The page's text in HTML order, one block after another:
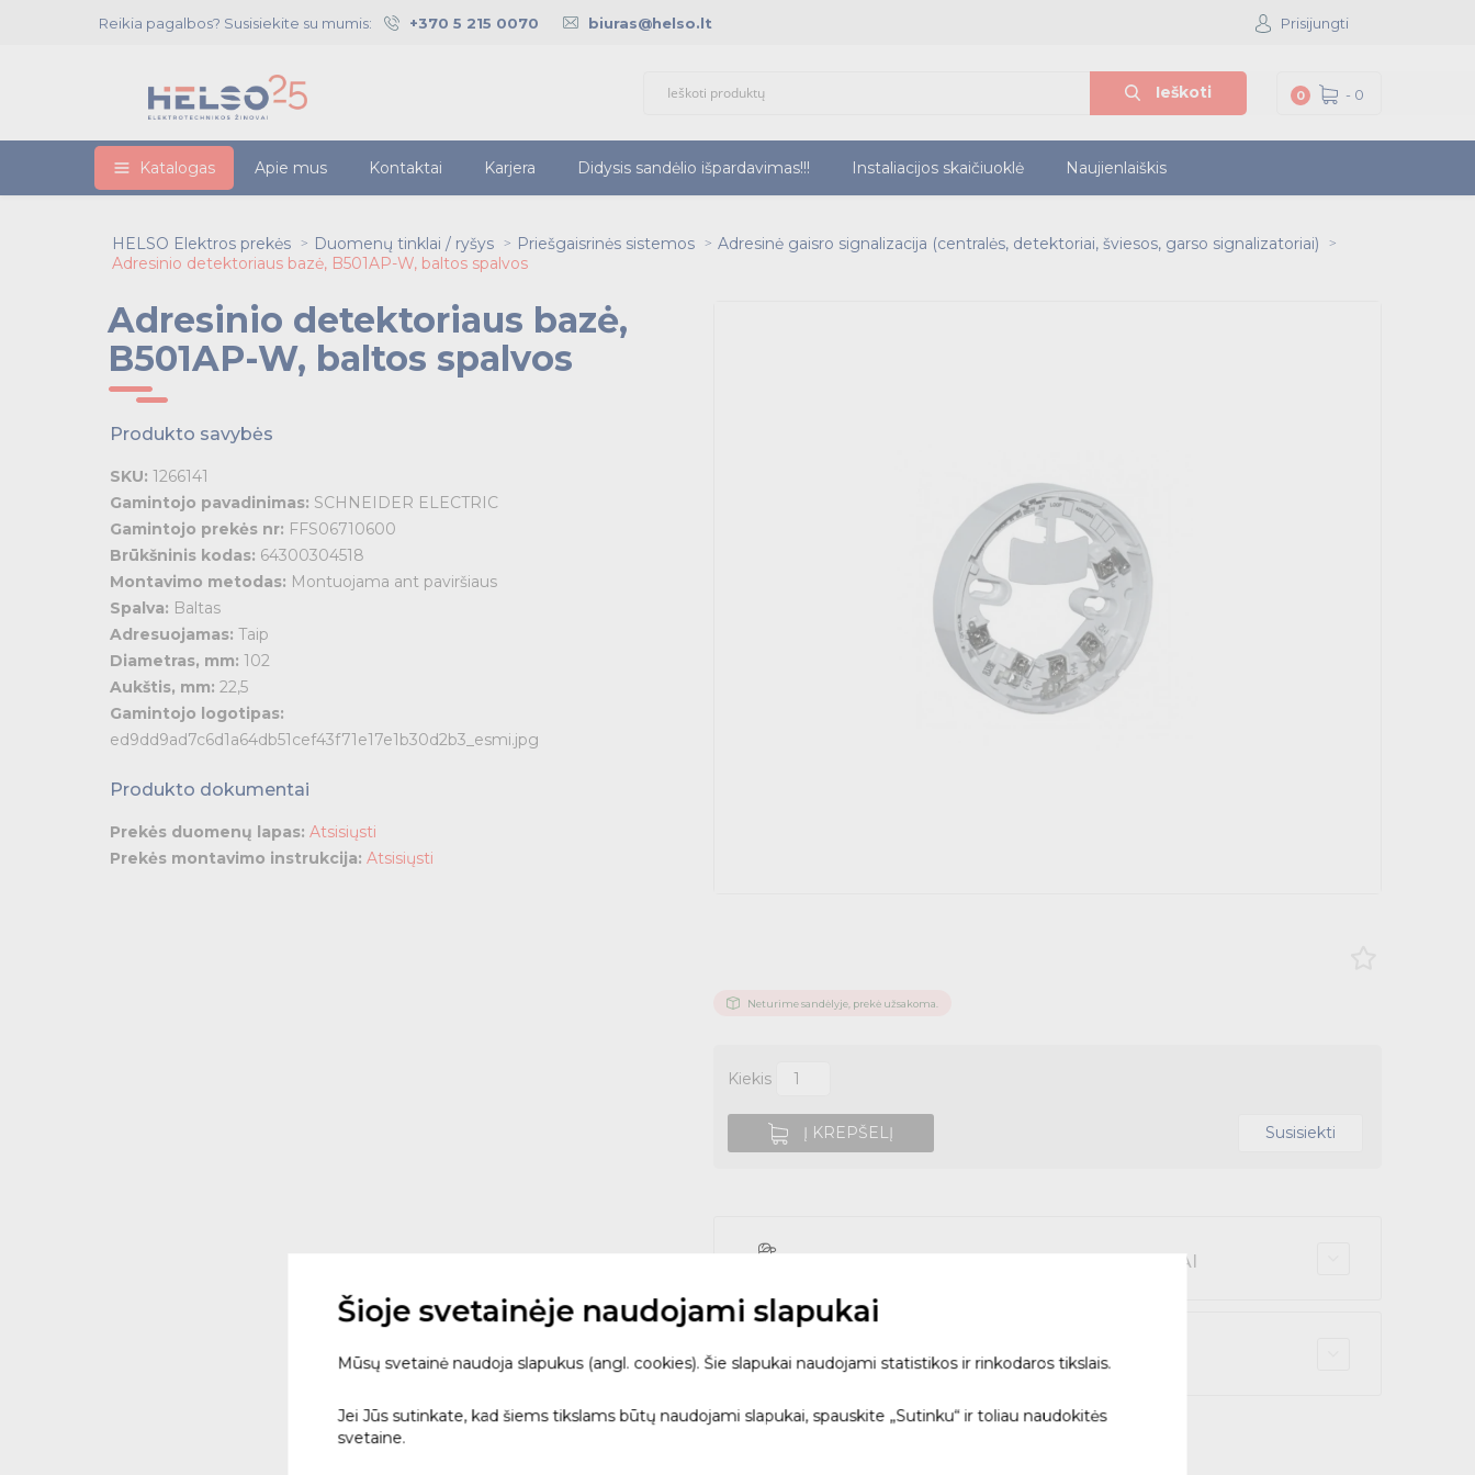
Reikia pagalbos? Susisiekite su mumis: +370 5 215 0070 biuras@helso.lt Prisijungti
Ieškoti 0 - 0
Katalogas Apie mus Kontaktai Karjera Didysis sandėlio išpardavimas!!! Instaliacijos skaičiuoklė Naujienlaiškis
HELSO Elektros prekės Duomenų tinklai / ryšys Priešgaisrinės sistemos
Adresinė gaisro signalizacija (centralės, detektoriai, šviesos, garso signalizatoriai)
Adresinio detektoriaus bazė, B501AP-W, baltos spalvos
Adresinio detektoriaus bazė,
B501AP-W, baltos spalvos
Produkto savybės
SKU: 1266141
Gamintojo pavadinimas: SCHNEIDER ELECTRIC
Gamintojo prekės nr: FFS06710600
Brūkšninis kodas: 64300304518
Montavimo metodas: Montuojama ant paviršiaus
Spalva: Baltas
Adresuojamas: Taip
Diametras, mm: 102
Aukštis, mm: 22,5
Gamintojo logotipas:
ed9dd9ad7c6d1a64db51cef43f71e17e1b30d2b3_esmi.jpg
Produkto dokumentai
Prekės duomenų lapas: Atsisiųsti
Prekės montavimo instrukcija: Atsisiųsti
Neturime sandėlyje, prekė užsakoma.
Kiekis
Į KREPŠELĮ Susisiekti
Užsisakyk internetu ir atsiimk NEMOKAMAI
Pristatymas į pasirinktą vietą
Šioje svetainėje naudojami slapukai
Mūsų svetainė naudoja slapukus (angl. cookies). Šie slapukai naudojami statistikos ir rinkodaros tikslais.
Jei Jūs sutinkate, kad šiems tikslams būtų naudojami slapukai, spauskite „Sutinku“ ir toliau naudokitės
svetaine.